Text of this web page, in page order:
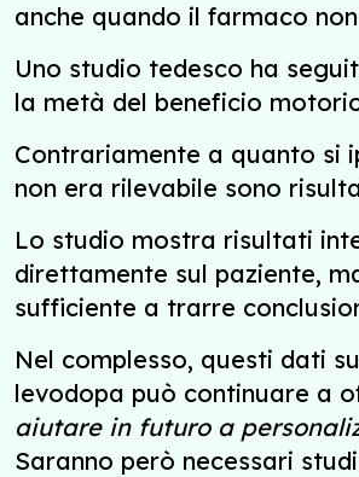
anche quando il farmaco
Uno studio tedesco ha
la metà del beneficio
Contrariamente a quanto si
non era rilevabile sono
Lo studio mostra risultati
direttamente sul paziente,
sufficiente a trarre
Nel complesso, questi dati
levodopa può continuare a
aiutare in futuro a
Saranno però necessari